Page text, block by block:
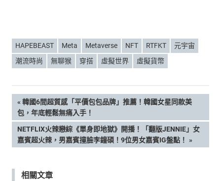
HAPEBEAST Meta Metaverse NFT RTFKT
元宇宙
潮流時尚
無聊猴 穿搭 虛擬世界 虛擬貨幣
文
章
導
覽
PREVIOUS
POST:
韓國6間超質感「平價包包品牌」推薦！韓國女星同款美
包，年底輕鬆無痛入手！
NEXT
POST:
NETFLIX火辣戀綜《單身即地獄》開播！「翻版JENNIE」女
嘉賓超火辣，男嘉賓撞臉李鐘碩！9位男女嘉賓IG盤點！
相關文章